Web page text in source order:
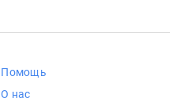
Помощь
О нас